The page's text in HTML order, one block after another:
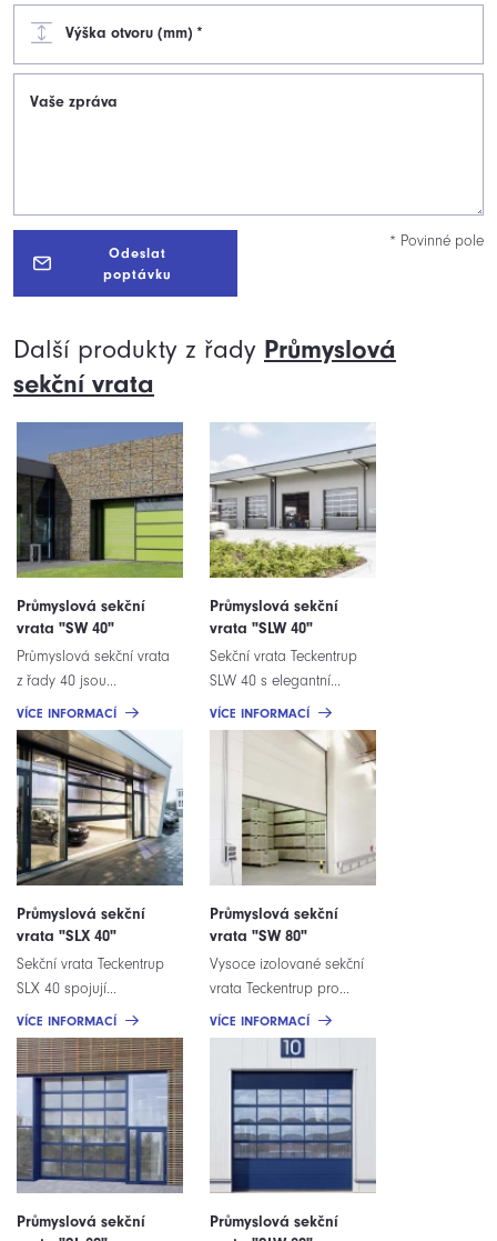
Výška otvoru (mm) *
Vaše zpráva
Odeslat
poptávku
* Povinné pole
Další produkty z řady Průmyslová
sekční vrata
Průmyslová sekční
vrata "SW 40"
Průmyslová sekční vrata
z řady 40 jsou...
VÍCE INFORMACÍ
Průmyslová sekční
vrata "SLW 40"
Sekční vrata Teckentrup
SLW 40 s elegantní...
VÍCE INFORMACÍ
Průmyslová sekční
vrata "SLX 40"
Sekční vrata Teckentrup
SLX 40 spojují...
VÍCE INFORMACÍ
Průmyslová sekční
vrata "SW 80"
Vysoce izolované sekční
vrata Teckentrup pro...
VÍCE INFORMACÍ
Průmyslová sekční
Průmyslová sekční